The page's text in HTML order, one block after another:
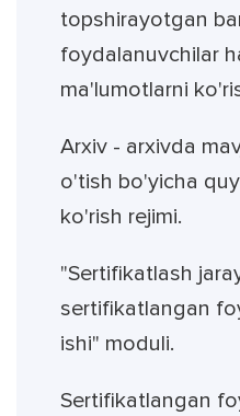
topshirayotgan
foydalanuvchilar
ma'lumotlarni
Arxiv - arxivda
o'tish bo'yicha
ko'rish rejimi.
"Sertifikatlash
sertifikatlangan
ishi" moduli.
Sertifikatlangan